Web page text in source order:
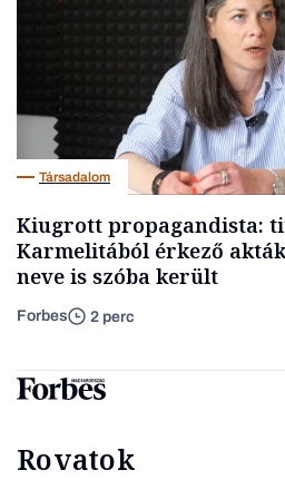
Társadalom
Kiugrott propagandista:
Karmelitából érkező
neve is szóba került
Forbes 2 perc
Rovatok